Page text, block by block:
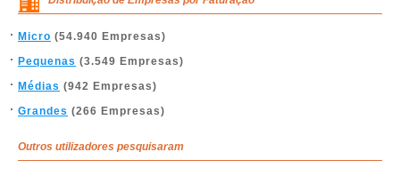
Micro (54.940 Empresas)
Pequenas (3.549 Empresas)
Médias (942 Empresas)
Grandes (266 Empresas)
Outros utilizadores pesquisaram